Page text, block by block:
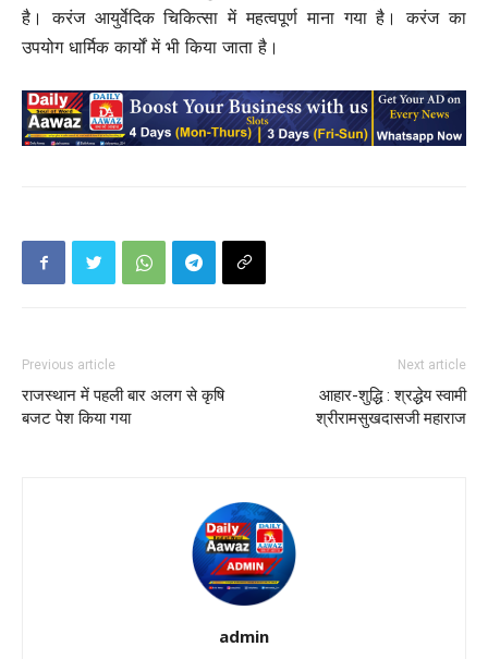
है। करंज आयुर्वेदिक चिकित्सा में महत्वपूर्ण माना गया है। करंज का
उपयोग धार्मिक कार्यों में भी किया जाता है।
Previous article
राजस्थान में पहली बार अलग से कृषि
बजट पेश किया गया
Next article
आहार-शुद्धि : श्रद्धेय स्वामी
श्रीरामसुखदासजी महाराज
admin